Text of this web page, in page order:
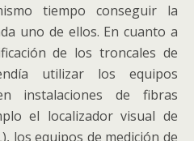
tiempo conseguir la
uno de ellos. En cuanto a
de los troncales de
utilizar los equipos
instalaciones de fibras
el localizador visual de
los equipos de medición de